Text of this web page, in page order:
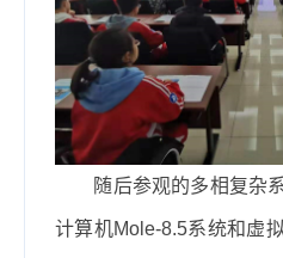
随后参观的多相复杂系
计算机Mole-8.5系统和虚